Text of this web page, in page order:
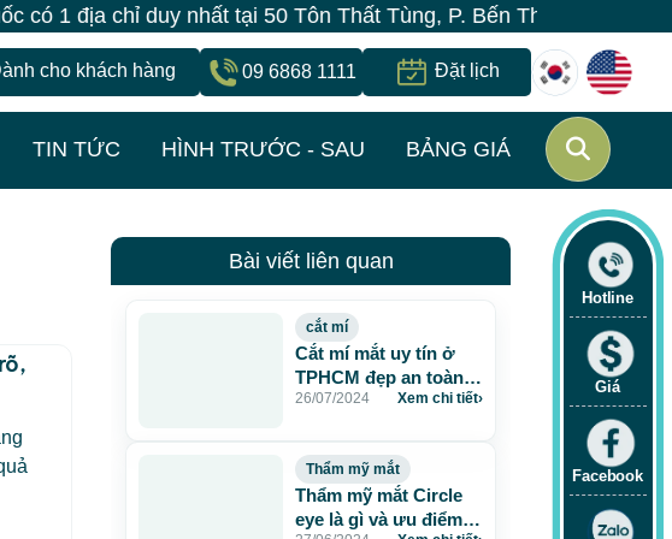
địa chỉ duy nhất tại 50 Tôn Thất Tùng, P. Bến Thành, TP.HCM
cho khách hàng 09 6868 1111 Đặt lịch
TIN TỨC HÌNH TRƯỚC - SAU BẢNG GIÁ
Bài viết liên quan
cắt mí
Cắt mí mắt uy tín ở
TPHCM đẹp an toàn
mà chất lượng
26/07/2024 Xem chi tiết›
Thẩm mỹ mắt
Thẩm mỹ mắt Circle
eye là gì và ưu điểm
Hotline
Giá
Facebook